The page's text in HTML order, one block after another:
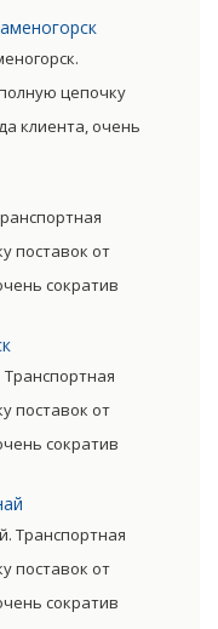
снизив
цепочку
клиента, очень
затраты,
цены товара.
поставок от
сократив
снизив
поставок от
сократив
снизив
Транспортная
поставок от
сократив